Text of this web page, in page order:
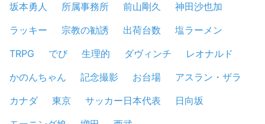
坂本勇人
所属事務所 前山剛久
神田沙也加
ラッキー
宗教の勧誘 出荷台数
塩ラーメン
TRPG
でび 生理的 ダヴィンチ
レオナルド
かのんちゃん
記念撮影 お台場
アスラン・ザラ
カナダ
東京 サッカー日本代表
日向坂